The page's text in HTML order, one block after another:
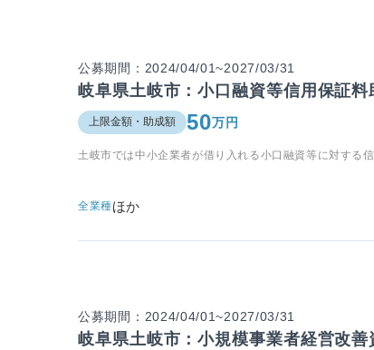
公募期間：2024/04/01~2027/03/31
岐阜県土岐市：小口融資等信用保証料
上限金額・助成額 50万円
土岐市では中小企業者が借り入れる小口融資等に対する
全業種ほか
公募期間：2024/04/01~2027/03/31
岐阜県土岐市：小規模事業者経営改